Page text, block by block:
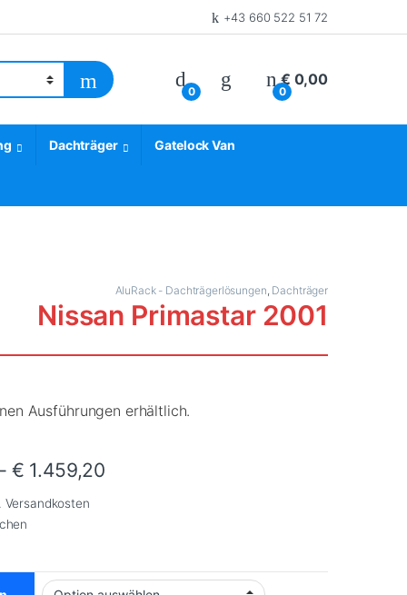
+43 660 522 51 72
0 0
€ 0,00
Dachträger Gatelock Van
AluRack - Dachträgerlösungen Dachträger
Nissan Primastar 2001
Ausführungen erhältlich.
€ 1.459,20
Versandkosten